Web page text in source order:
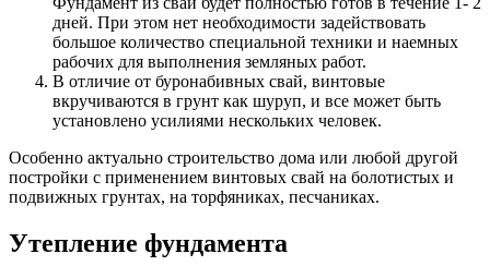
дней. При этом нет необходимости задействовать
большое количество специальной техники и наемных
рабочих для выполнения земляных работ.
В отличие от буронабивных свай, винтовые
вкручиваются в грунт как шуруп, и все может быть
установлено усилиями нескольких человек.
Особенно актуально строительство дома или любой другой
постройки с применением винтовых свай на болотистых и
подвижных грунтах, на торфяниках, песчаниках.
Утепление фундамента